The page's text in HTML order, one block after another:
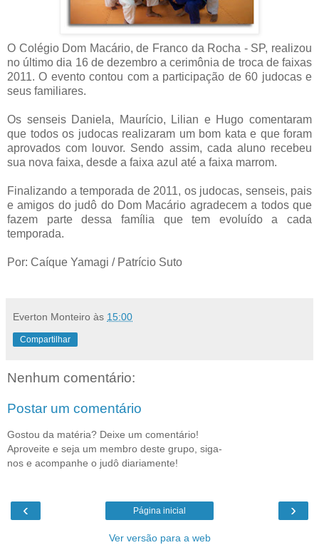
O Colégio Dom Macário, de Franco da Rocha - SP, realizou
no último dia 16 de dezembro a cerimônia de troca de faixas
2011. O evento contou com a participação de 60 judocas e
seus familiares.
Os senseis Daniela, Maurício, Lilian e Hugo comentaram
que todos os judocas realizaram um bom kata e que foram
aprovados com louvor. Sendo assim, cada aluno recebeu
sua nova faixa, desde a faixa azul até a faixa marrom.
Finalizando a temporada de 2011, os judocas, senseis, pais
e amigos do judô do Dom Macário agradecem a todos que
fazem parte dessa família que tem evoluído a cada
temporada.
Por: Caíque Yamagi / Patrício Suto
Everton Monteiro às 15:00
Compartilhar
Nenhum comentário:
Postar um comentário
Gostou da matéria? Deixe um comentário!
Aproveite e seja um membro deste grupo, siga-
nos e acompanhe o judô diariamente!
‹ ›
Página inicial
Ver versão para a web